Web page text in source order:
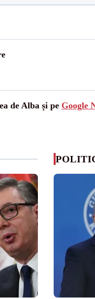
de Alba și pe Google